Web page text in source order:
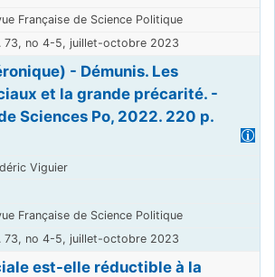
Française de Science Politique
73, no 4-5, juillet-octobre 2023
- Démunis. Les
et la grande précarité. -
Sciences Po, 2022. 220 p.
Viguier
Française de Science Politique
73, no 4-5, juillet-octobre 2023
est-elle réductible à la